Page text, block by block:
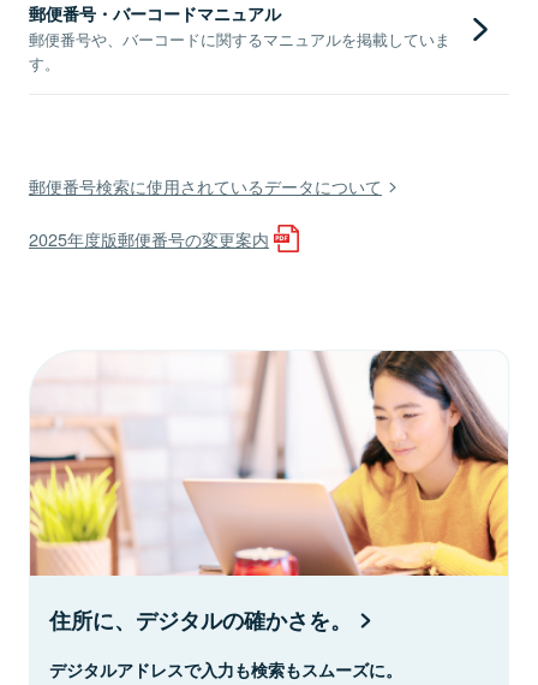
郵便番号・バーコードマニュアル
郵便番号や、バーコードに関するマニュアルを掲載していま
す。
郵便番号検索に使用されているデータについて
2025年度版郵便番号の変更案内
住所に、デジタルの確かさを。
デジタルアドレスで入力も検索もスムーズに。